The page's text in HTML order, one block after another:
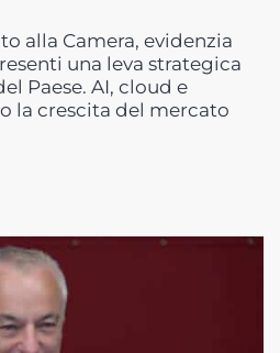
alla Camera, evidenzia
una leva strategica
Paese. AI, cloud e
la crescita del mercato